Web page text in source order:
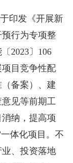
印发《开展新
行为专项整
2023〕106
目竞争性配
备案）、建
见等前期工
纳，提高项
体化项目。不
、投资落地